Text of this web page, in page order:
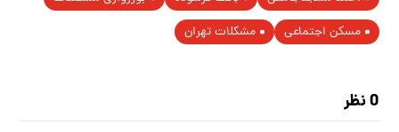
مسکن اجتماعی
مشکلات تهران
0 نظر